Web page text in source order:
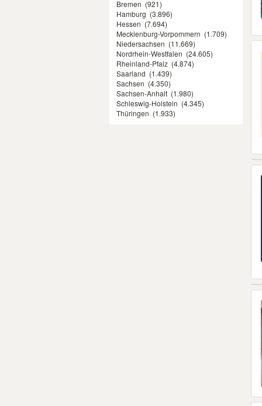
Bremen (921)
Hamburg (3.896)
Hessen (7.694)
Mecklenburg-Vorpommern (1.709)
Niedersachsen (11.669)
Nordrhein-Westfalen (24.605)
Rheinland-Pfalz (4.874)
Saarland (1.439)
Sachsen (4.350)
Sachsen-Anhalt (1.980)
Schleswig-Holstein (4.345)
Thüringen (1.933)